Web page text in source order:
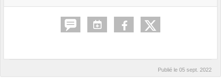
Publié le 05 sept. 2022